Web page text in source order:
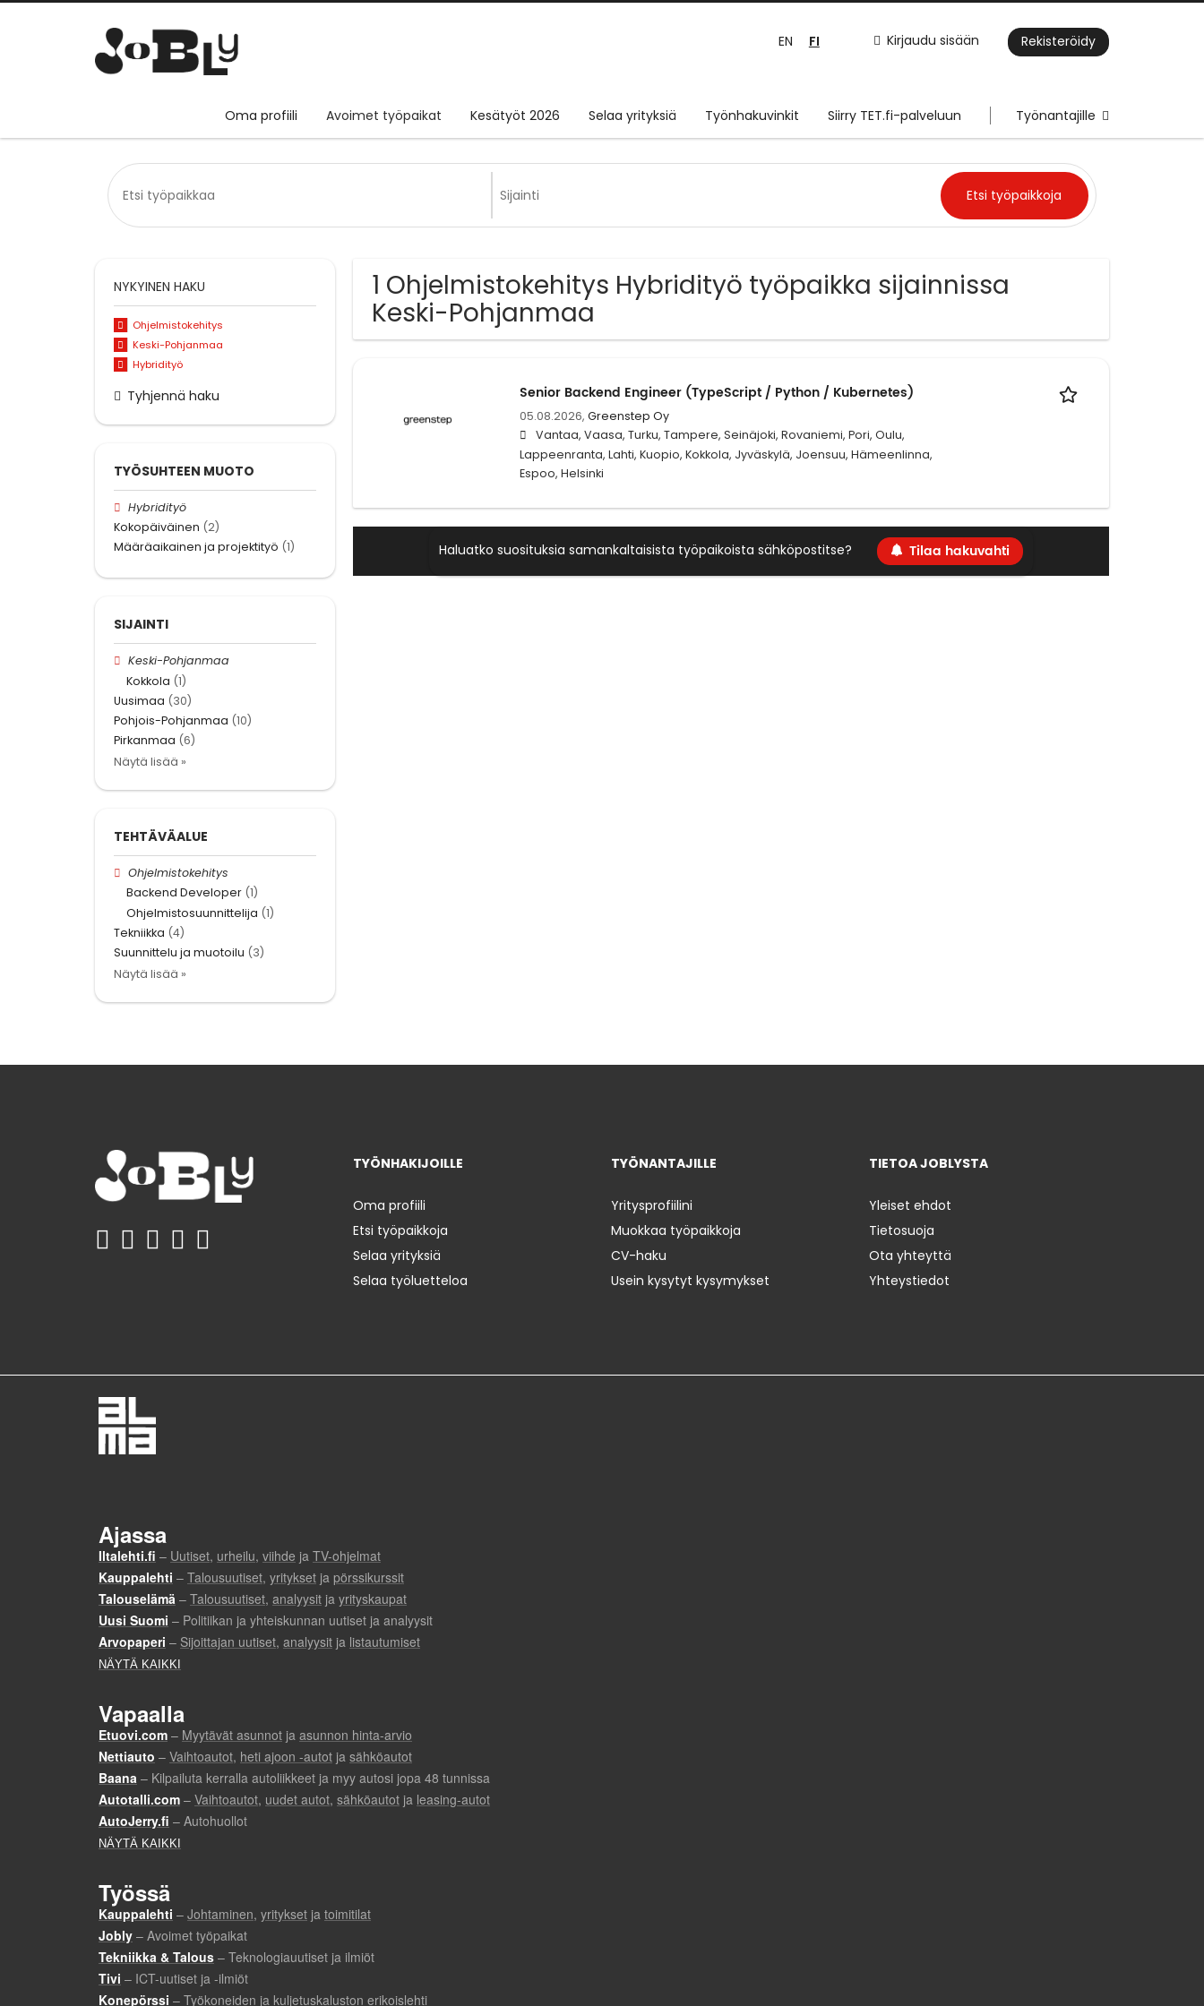
Kirjaudu sisään Rekisteröidy
EN FI
Oma profiili Avoimet työpaikat Kesätyöt 2026 Selaa yrityksiä Työnhakuvinkit Siirry TET.fi-palveluun Työnantajille
1 Ohjelmistokehitys Hybridityö työpaikka sijainnissa
Keski-Pohjanmaa
Senior Backend Engineer (TypeScript / Python / Kubernetes)
05.08.2026, Greenstep Oy
Vantaa, Vaasa, Turku, Tampere, Seinäjoki, Rovaniemi, Pori, Oulu,
Lappeenranta, Lahti, Kuopio, Kokkola, Jyväskylä, Joensuu, Hämeenlinna,
Espoo, Helsinki
Haluatko suosituksia samankaltaisista työpaikoista sähköpostitse? Tilaa hakuvahti
NYKYINEN HAKU
Ohjelmistokehitys
Keski-Pohjanmaa
Hybridityö
Tyhjennä haku
TYÖSUHTEEN MUOTO
Hybridityö
Kokopäiväinen (2)
Määräaikainen ja projektityö (1)
SIJAINTI
Keski-Pohjanmaa
Kokkola (1)
Uusimaa (30)
Pohjois-Pohjanmaa (10)
Pirkanmaa (6)
Näytä lisää »
TEHTÄVÄALUE
Ohjelmistokehitys
Backend Developer (1)
Ohjelmistosuunnittelija (1)
Tekniikka (4)
Suunnittelu ja muotoilu (3)
Näytä lisää »
TYÖNHAKIJOILLE
Oma profiili
Etsi työpaikkoja
Selaa yrityksiä
Selaa työluetteloa
TYÖNANTAJILLE
Yritysprofiilini
Muokkaa työpaikkoja
CV-haku
Usein kysytyt kysymykset
TIETOA JOBLYSTA
Yleiset ehdot
Tietosuoja
Ota yhteyttä
Yhteystiedot